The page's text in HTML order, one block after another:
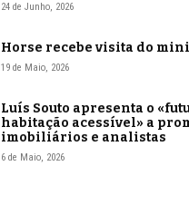
24 de Junho, 2026
Horse recebe visita do
19 de Maio, 2026
Luís Souto apresenta o
habitação acessível» a
imobiliários e analistas
6 de Maio, 2026